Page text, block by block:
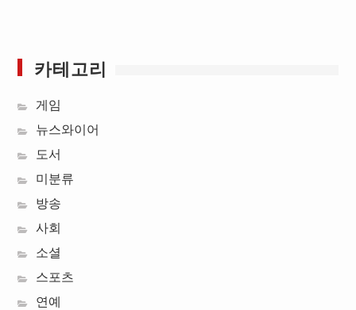
카테고리
게임
뉴스와이어
도서
미분류
방송
사회
소셜
스포츠
연예